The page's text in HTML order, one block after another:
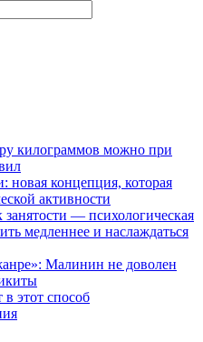
килограммов можно при
новая концепция, которая
активности
— психологическая
медленнее и наслаждаться
Малинин не доволен
этот способ